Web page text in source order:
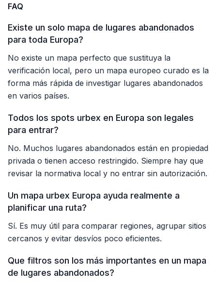
FAQ
Existe un solo mapa de lugares abandonados
para toda Europa?
No existe un mapa perfecto que sustituya la
verificación local, pero un mapa europeo curado es la
forma más rápida de investigar lugares abandonados
en varios países.
Todos los spots urbex en Europa son legales
para entrar?
No. Muchos lugares abandonados están en propiedad
privada o tienen acceso restringido. Siempre hay que
revisar la normativa local y no entrar sin autorización.
Un mapa urbex Europa ayuda realmente a
planificar una ruta?
Sí. Es muy útil para comparar regiones, agrupar sitios
cercanos y evitar desvíos poco eficientes.
Que filtros son los más importantes en un mapa
de lugares abandonados?